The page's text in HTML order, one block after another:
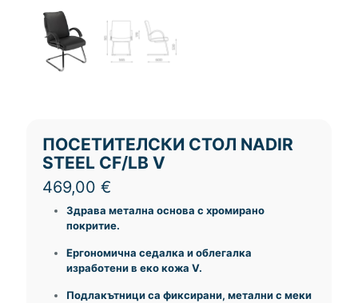
ПОСЕТИТЕЛСКИ СТОЛ NADIR
STEEL CF/LB V
469,00 €
Здрава метална основа с хромирано
покритие.
Ергономична седалка и облегалка
изработени в еко кожа V.
Подлакътници са фиксирани, метални с меки